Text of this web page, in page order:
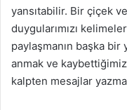
yansıtabilir. Bir çiçek
duygularımızı
paylaşmanın başka
anmak ve
kalpten mesajlar